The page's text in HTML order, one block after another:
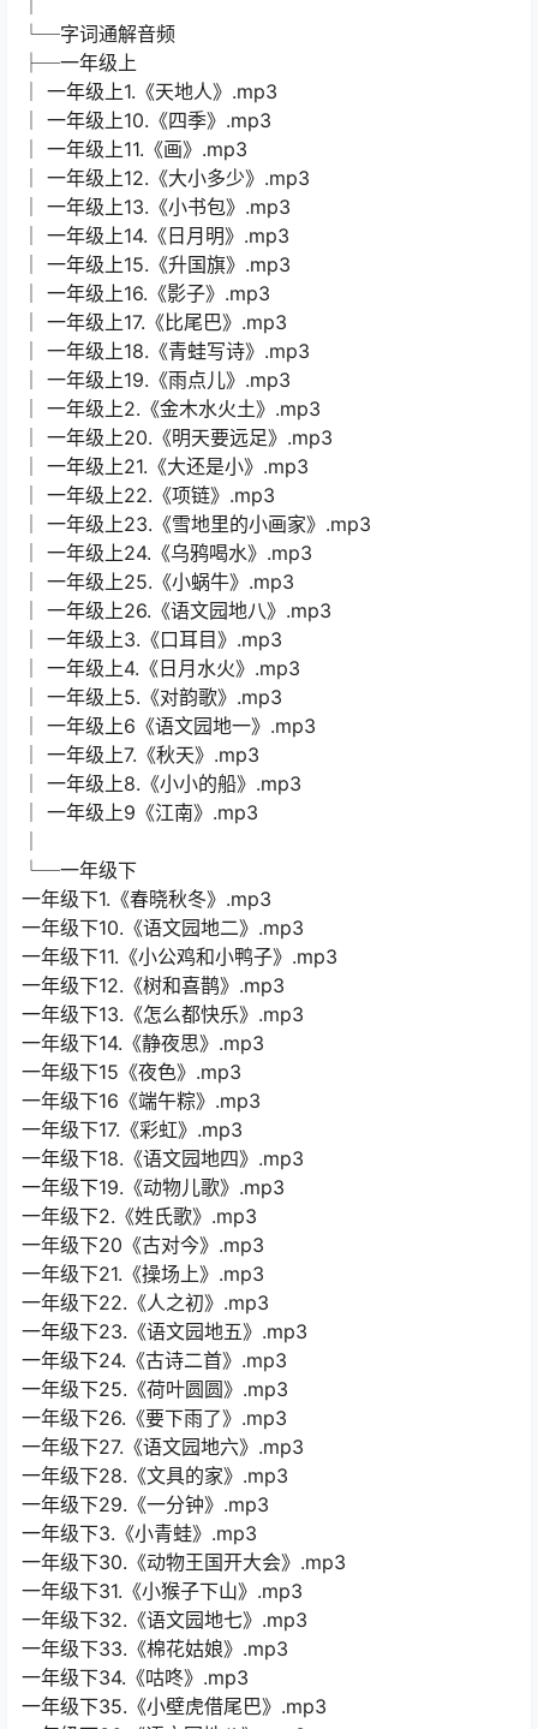
└─字词通解音频
├─一年级上
│ 一年级上1.《天地人》.mp3
│ 一年级上10.《四季》.mp3
│ 一年级上11.《画》.mp3
│ 一年级上12.《大小多少》.mp3
│ 一年级上13.《小书包》.mp3
│ 一年级上14.《日月明》.mp3
│ 一年级上15.《升国旗》.mp3
│ 一年级上16.《影子》.mp3
│ 一年级上17.《比尾巴》.mp3
│ 一年级上18.《青蛙写诗》.mp3
│ 一年级上19.《雨点儿》.mp3
│ 一年级上2.《金木水火土》.mp3
│ 一年级上20.《明天要远足》.mp3
│ 一年级上21.《大还是小》.mp3
│ 一年级上22.《项链》.mp3
│ 一年级上23.《雪地里的小画家》.mp3
│ 一年级上24.《乌鸦喝水》.mp3
│ 一年级上25.《小蜗牛》.mp3
│ 一年级上26.《语文园地八》.mp3
│ 一年级上3.《口耳目》.mp3
│ 一年级上4.《日月水火》.mp3
│ 一年级上5.《对韵歌》.mp3
│ 一年级上6《语文园地一》.mp3
│ 一年级上7.《秋天》.mp3
│ 一年级上8.《小小的船》.mp3
│ 一年级上9《江南》.mp3
└─一年级下
一年级下1.《春晓秋冬》.mp3
一年级下10.《语文园地二》.mp3
一年级下11.《小公鸡和小鸭子》.mp3
一年级下12.《树和喜鹊》.mp3
一年级下13.《怎么都快乐》.mp3
一年级下14.《静夜思》.mp3
一年级下15《夜色》.mp3
一年级下16《端午粽》.mp3
一年级下17.《彩虹》.mp3
一年级下18.《语文园地四》.mp3
一年级下19.《动物儿歌》.mp3
一年级下2.《姓氏歌》.mp3
一年级下20《古对今》.mp3
一年级下21.《操场上》.mp3
一年级下22.《人之初》.mp3
一年级下23.《语文园地五》.mp3
一年级下24.《古诗二首》.mp3
一年级下25.《荷叶圆圆》.mp3
一年级下26.《要下雨了》.mp3
一年级下27.《语文园地六》.mp3
一年级下28.《文具的家》.mp3
一年级下29.《一分钟》.mp3
一年级下3.《小青蛙》.mp3
一年级下30.《动物王国开大会》.mp3
一年级下31.《小猴子下山》.mp3
一年级下32.《语文园地七》.mp3
一年级下33.《棉花姑娘》.mp3
一年级下34.《咕咚》.mp3
一年级下35.《小壁虎借尾巴》.mp3